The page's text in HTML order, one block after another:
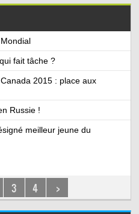
fait tâche ?
2015 : place aux
Russie !
meilleur jeune du
3 4 >